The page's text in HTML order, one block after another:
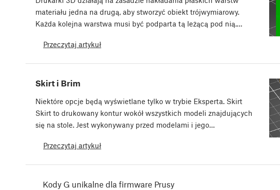
materiału jedna na drugą, aby stworzyć obiekt trójwymiarowy.
Każda kolejna warstwa musi być podparta tą leżącą pod nią.…
Przeczytaj artykuł
Skirt i Brim
Niektóre opcje będą wyświetlane tylko w trybie Eksperta. Skirt
Skirt to drukowany kontur wokół wszystkich modeli znajdujących
się na stole. Jest wykonywany przed modelami i jego…
Przeczytaj artykuł
Kody G unikalne dla firmware Prusy